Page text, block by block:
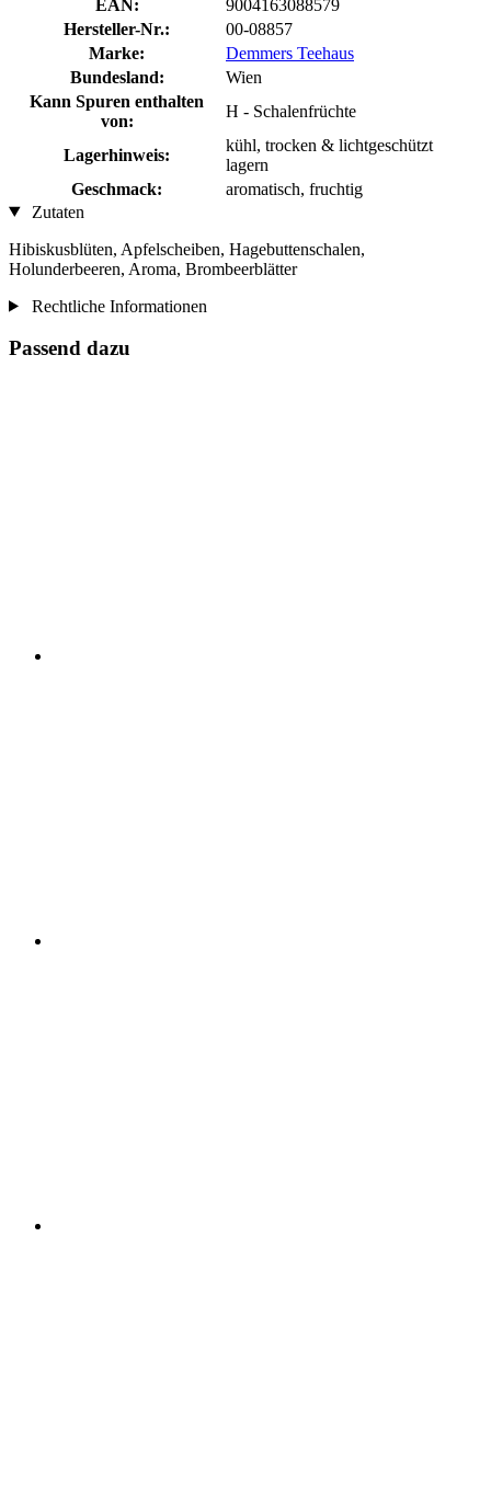
EAN:
9004163088579
Hersteller-Nr.:
00-08857
Marke:
Demmers Teehaus
Bundesland:
Wien
Kann Spuren enthalten
von:
H - Schalenfrüchte
Lagerhinweis:
kühl, trocken & lichtgeschützt
lagern
Geschmack:
aromatisch, fruchtig
Zutaten
Hibiskusblüten, Apfelscheiben, Hagebuttenschalen,
Holunderbeeren, Aroma, Brombeerblätter
Rechtliche Informationen
Passend dazu